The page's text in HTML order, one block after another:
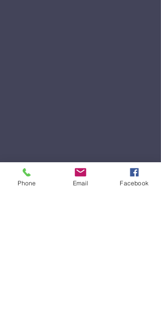
Phone Email Facebook